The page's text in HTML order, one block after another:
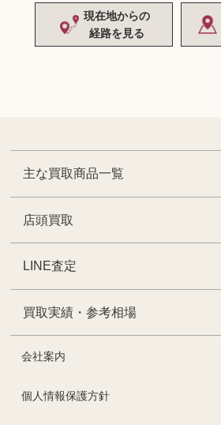
現在地からの
経路を見る
主な買取商品一覧
店頭買取
LINE査定
買取実績・参考相場
会社案内
個人情報保護方針